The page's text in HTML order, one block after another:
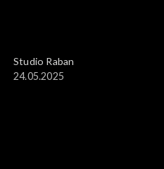
Studio Raban
24.05.2025